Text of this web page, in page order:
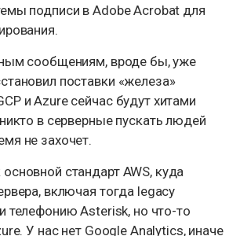
подписи в Adobe Acrobat для
сообщениям, вроде бы, уже
поставки «железа»
и Azure сейчас будут хитами
в серверные пускать людей
не захочет.
стандарт AWS, куда
включая тогда legacy
телефонию Asterisk, но что-то
У нас нет Google Analytics, иначе